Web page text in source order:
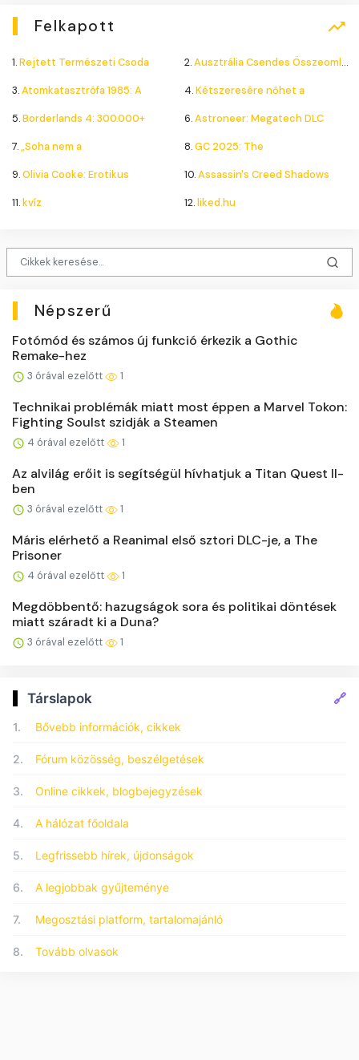
Felkapott
1.Rejtett Természeti Csoda 2.Ausztrália Csendes Összeomlása
3.Atomkatasztrófa 1985: A 4.Kétszeresére nőhet a
5.Borderlands 4: 300.000+ 6.Astroneer: Megatech DLC
7.„Soha nem a 8.GC 2025: The
9.Olivia Cooke: Erotikus 10.Assassin's Creed Shadows
11.kvíz 12.liked.hu
Népszerű
Fotómód és számos új funkció érkezik a Gothic
Remake-hez
3 órával ezelőtt 1
Technikai problémák miatt most éppen a Marvel Tokon:
Fighting Soulst szidják a Steamen
4 órával ezelőtt 1
Az alvilág erőit is segítségül hívhatjuk a Titan Quest II-
ben
3 órával ezelőtt 1
Máris elérhető a Reanimal első sztori DLC-je, a The
Prisoner
4 órával ezelőtt 1
Megdöbbentő: hazugságok sora és politikai döntések
miatt száradt ki a Duna?
3 órával ezelőtt 1
Társlapok 🔗
1. Bővebb információk, cikkek
2. Fórum közösség, beszélgetések
3. Online cikkek, blogbejegyzések
4. A hálózat főoldala
5. Legfrissebb hírek, újdonságok
6. A legjobbak gyűjteménye
7. Megosztási platform, tartalomajánló
8. Tovább olvasok